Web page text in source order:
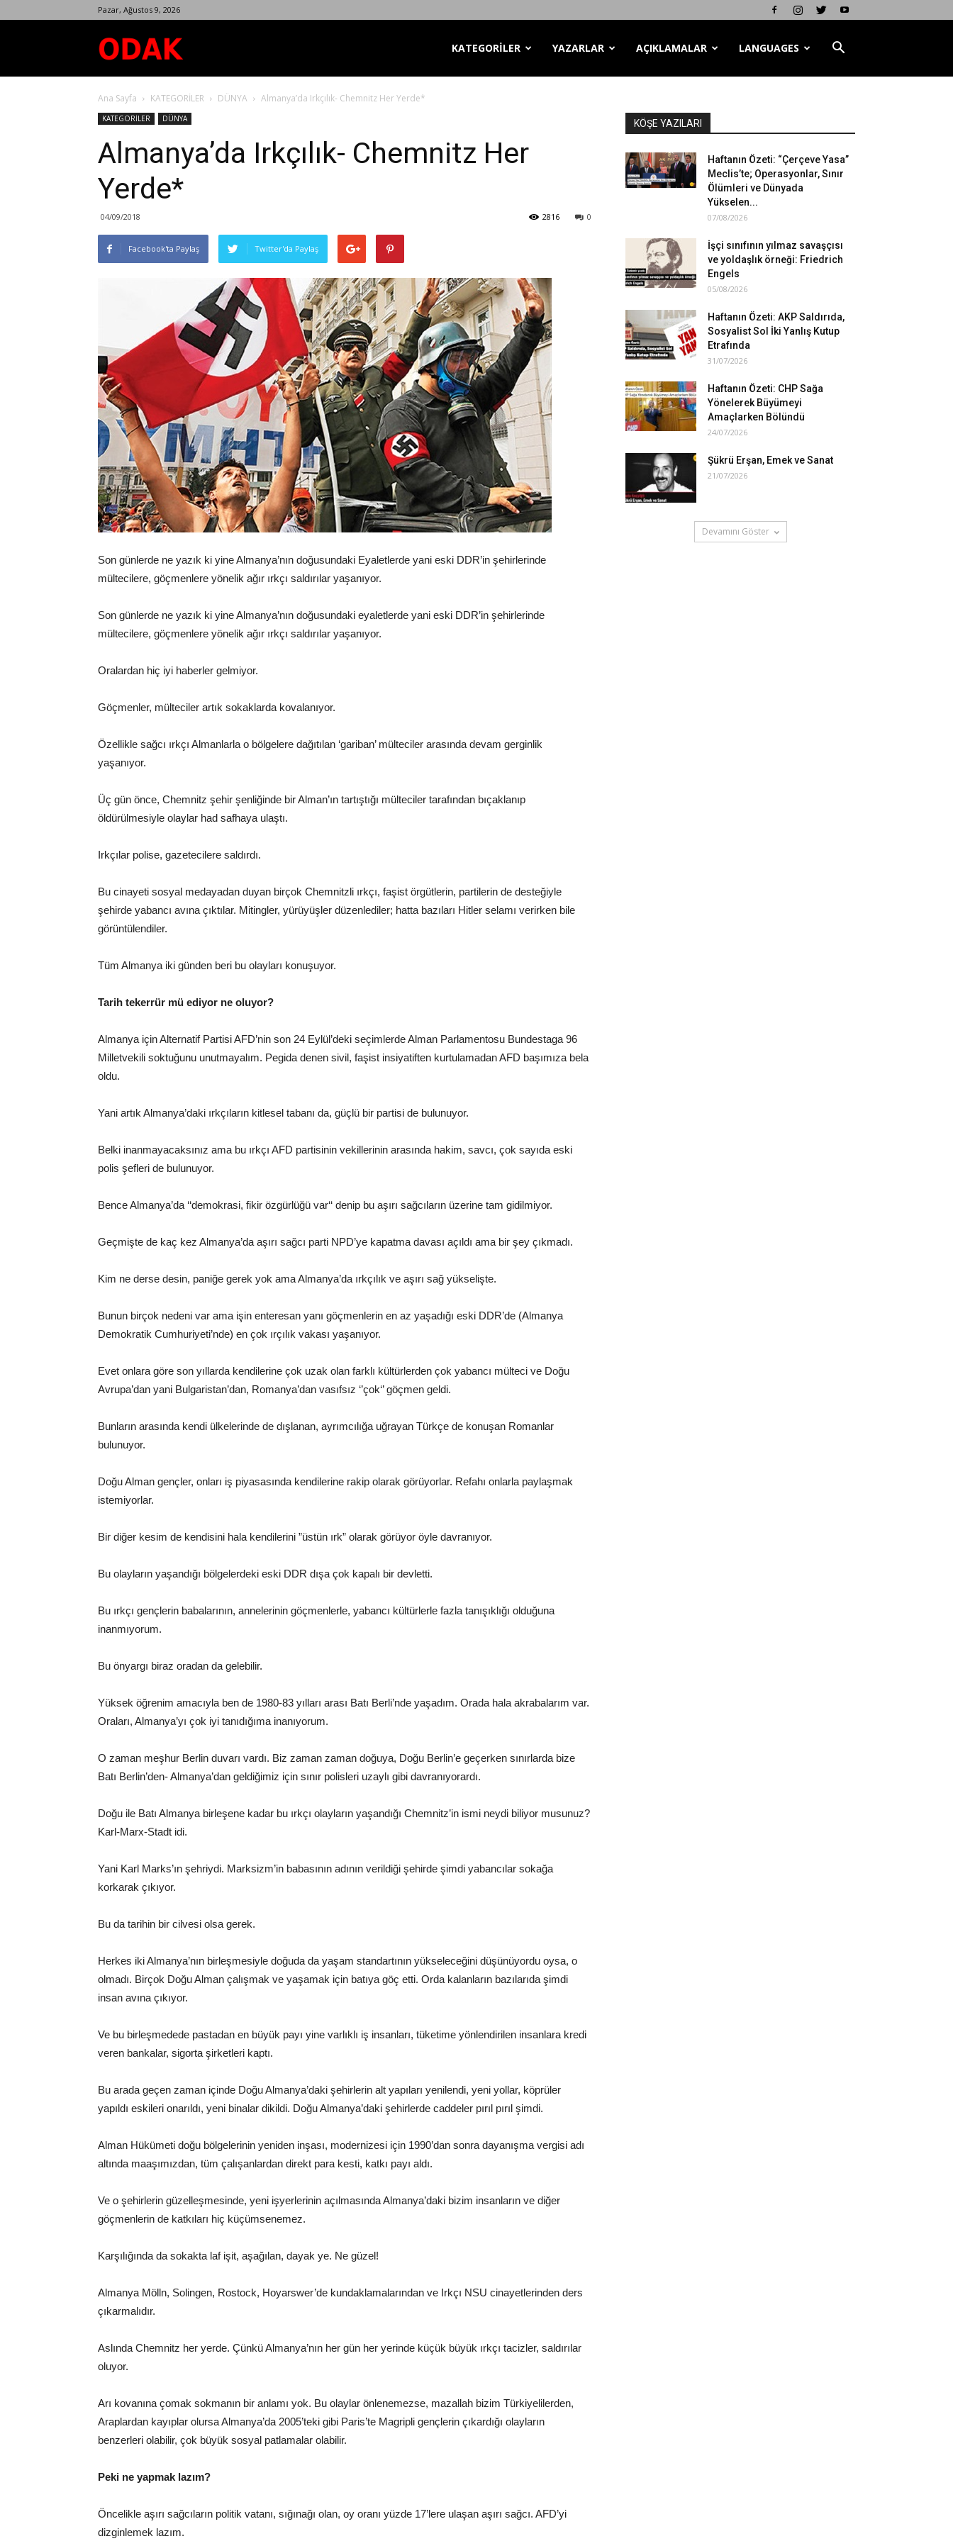
Pazar, Ağustos 9, 2026
Dergisi
KATEGORİLER YAZARLAR AÇIKLAMALAR LANGUAGES
Ana Sayfa KATEGORİLER DÜNYA Almanya’da Irkçılık- Chemnitz Her Yerde*
KATEGORİLER DÜNYA
Almanya’da Irkçılık- Chemnitz Her
Yerde*
04/09/2018 0
2816
Facebook'ta Paylaş Twitter'da Paylaş
Son günlerde ne yazık ki yine Almanya’nın doğusundaki Eyaletlerde yani eski DDR’in şehirlerinde
mültecilere, göçmenlere yönelik ağır ırkçı saldırılar yaşanıyor.
Son günlerde ne yazık ki yine Almanya’nın doğusundaki eyaletlerde yani eski DDR’in şehirlerinde
mültecilere, göçmenlere yönelik ağır ırkçı saldırılar yaşanıyor.
Oralardan hiç iyi haberler gelmiyor.
Göçmenler, mülteciler artık sokaklarda kovalanıyor.
Özellikle sağcı ırkçı Almanlarla o bölgelere dağıtılan ‘gariban’ mülteciler arasında devam gerginlik
yaşanıyor.
Üç gün önce, Chemnitz şehir şenliğinde bir Alman’ın tartıştığı mülteciler tarafından bıçaklanıp
öldürülmesiyle olaylar had safhaya ulaştı.
Irkçılar polise, gazetecilere saldırdı.
Bu cinayeti sosyal medayadan duyan birçok Chemnitzli ırkçı, faşist örgütlerin, partilerin de desteğiyle
şehirde yabancı avına çıktılar. Mitingler, yürüyüşler düzenlediler; hatta bazıları Hitler selamı verirken bile
görüntülendiler.
Tüm Almanya iki günden beri bu olayları konuşuyor.
Tarih tekerrür mü ediyor ne oluyor?
Almanya için Alternatif Partisi AFD’nin son 24 Eylül’deki seçimlerde Alman Parlamentosu Bundestaga 96
Milletvekili soktuğunu unutmayalım. Pegida denen sivil, faşist insiyatiften kurtulamadan AFD başımıza bela
oldu.
Yani artık Almanya’daki ırkçıların kitlesel tabanı da, güçlü bir partisi de bulunuyor.
Belki inanmayacaksınız ama bu ırkçı AFD partisinin vekillerinin arasında hakim, savcı, çok sayıda eski
polis şefleri de bulunuyor.
Bence Almanya’da ‘‘demokrasi, fikir özgürlüğü var‘‘ denip bu aşırı sağcıların üzerine tam gidilmiyor.
Geçmişte de kaç kez Almanya’da aşırı sağcı parti NPD’ye kapatma davası açıldı ama bir şey çıkmadı.
Kim ne derse desin, paniğe gerek yok ama Almanya’da ırkçılık ve aşırı sağ yükselişte.
Bunun birçok nedeni var ama işin enteresan yanı göçmenlerin en az yaşadığı eski DDR’de (Almanya
Demokratik Cumhuriyeti’nde) en çok ırçılık vakası yaşanıyor.
Evet onlara göre son yıllarda kendilerine çok uzak olan farklı kültürlerden çok yabancı mülteci ve Doğu
Avrupa’dan yani Bulgaristan’dan, Romanya’dan vasıfsız ‘’çok‘’ göçmen geldi.
Bunların arasında kendi ülkelerinde de dışlanan, ayrımcılığa uğrayan Türkçe de konuşan Romanlar
bulunuyor.
Doğu Alman gençler, onları iş piyasasında kendilerine rakip olarak görüyorlar. Refahı onlarla paylaşmak
istemiyorlar.
Bir diğer kesim de kendisini hala kendilerini ”üstün ırk” olarak görüyor öyle davranıyor.
Bu olayların yaşandığı bölgelerdeki eski DDR dışa çok kapalı bir devletti.
Bu ırkçı gençlerin babalarının, annelerinin göçmenlerle, yabancı kültürlerle fazla tanışıklığı olduğuna
inanmıyorum.
Bu önyargı biraz oradan da gelebilir.
Yüksek öğrenim amacıyla ben de 1980-83 yılları arası Batı Berli’nde yaşadım. Orada hala akrabalarım var.
Oraları, Almanya’yı çok iyi tanıdığıma inanıyorum.
O zaman meşhur Berlin duvarı vardı. Biz zaman zaman doğuya, Doğu Berlin’e geçerken sınırlarda bize
Batı Berlin’den- Almanya’dan geldiğimiz için sınır polisleri uzaylı gibi davranıyorardı.
Doğu ile Batı Almanya birleşene kadar bu ırkçı olayların yaşandığı Chemnitz’in ismi neydi biliyor musunuz?
Karl-Marx-Stadt idi.
Yani Karl Marks’ın şehriydi. Marksizm’in babasının adının verildiği şehirde şimdi yabancılar sokağa
korkarak çıkıyor.
Bu da tarihin bir cilvesi olsa gerek.
Herkes iki Almanya’nın birleşmesiyle doğuda da yaşam standartının yükseleceğini düşünüyordu oysa, o
olmadı. Birçok Doğu Alman çalışmak ve yaşamak için batıya göç etti. Orda kalanların bazılarıda şimdi
insan avına çıkıyor.
Ve bu birleşmedede pastadan en büyük payı yine varlıklı iş insanları, tüketime yönlendirilen insanlara kredi
veren bankalar, sigorta şirketleri kaptı.
Bu arada geçen zaman içinde Doğu Almanya’daki şehirlerin alt yapıları yenilendi, yeni yollar, köprüler
yapıldı eskileri onarıldı, yeni binalar dikildi. Doğu Almanya’daki şehirlerde caddeler pırıl pırıl şimdi.
Alman Hükümeti doğu bölgelerinin yeniden inşası, modernizesi için 1990’dan sonra dayanışma vergisi adı
altında maaşımızdan, tüm çalışanlardan direkt para kesti, katkı payı aldı.
Ve o şehirlerin güzelleşmesinde, yeni işyerlerinin açılmasında Almanya’daki bizim insanların ve diğer
göçmenlerin de katkıları hiç küçümsenemez.
Karşılığında da sokakta laf işit, aşağılan, dayak ye. Ne güzel!
Almanya Mölln, Solingen, Rostock, Hoyarswer’de kundaklamalarından ve Irkçı NSU cinayetlerinden ders
çıkarmalıdır.
Aslında Chemnitz her yerde. Çünkü Almanya’nın her gün her yerinde küçük büyük ırkçı tacizler, saldırılar
oluyor.
Arı kovanına çomak sokmanın bir anlamı yok. Bu olaylar önlenemezse, mazallah bizim Türkiyelilerden,
Araplardan kayıplar olursa Almanya’da 2005’teki gibi Paris’te Magripli gençlerin çıkardığı olayların
benzerleri olabilir, çok büyük sosyal patlamalar olabilir.
Peki ne yapmak lazım?
Öncelikle aşırı sağcıların politik vatanı, sığınağı olan, oy oranı yüzde 17’lere ulaşan aşırı sağcı. AFD’yi
dizginlemek lazım.
KÖŞE YAZILARI
Haftanın Özeti: “Çerçeve Yasa”
Meclis’te; Operasyonlar, Sınır
Ölümleri ve Dünyada
Yükselen...
07/08/2026
İşçi sınıfının yılmaz savaşçısı
ve yoldaşlık örneği: Friedrich
Engels
05/08/2026
Haftanın Özeti: AKP Saldırıda,
Sosyalist Sol İki Yanlış Kutup
Etrafında
31/07/2026
Haftanın Özeti: CHP Sağa
Yönelerek Büyümeyi
Amaçlarken Bölündü
24/07/2026
Şükrü Erşan, Emek ve Sanat
21/07/2026
Devamını Göster